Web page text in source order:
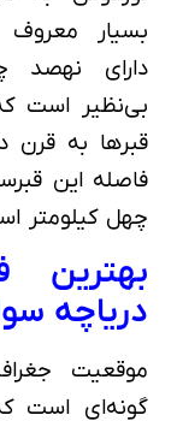
بسیار معروف
دارای نهصد
بی‌نظیر است
قبرها به قرن
فاصله این
چهل کیلومتر
دریاچه
موقعیت
گونه‌ای است